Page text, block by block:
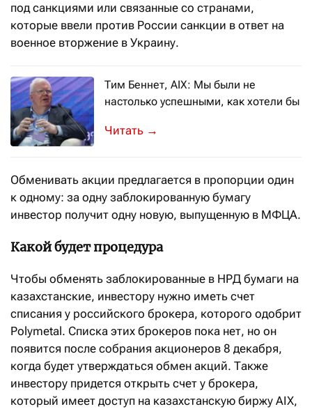
под санкциями или связанные со странами,
которые ввели против России санкции в ответ на
военное вторжение в Украину.
Тим Беннет, AIX: Мы были не
настолько успешными, как хотели бы
Представитель биржи МФЦА
→
Обменивать акции предлагается в пропорции один
к одному: за одну заблокированную бумагу
инвестор получит одну новую, выпущенную в МФЦА.
Какой будет процедура
Чтобы обменять заблокированные в НРД бумаги на
казахстанские, инвестору нужно иметь счет
списания у российского брокера, которого одобрит
Polymetal. Списка этих брокеров пока нет, но он
появится после собрания акционеров 8 декабря,
когда будет утверждаться обмен акций. Также
инвестору придется открыть счет у брокера,
который имеет доступ на казахстанскую биржу AIX,